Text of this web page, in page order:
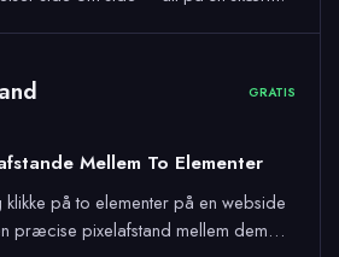
GRATIS
Mellem To Elementer
på to elementer på en webside
præcise pixelafstand mellem dem…